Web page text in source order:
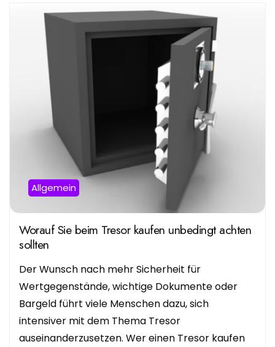
Allgemein
Worauf Sie beim Tresor kaufen unbedingt achten
sollten
Der Wunsch nach mehr Sicherheit für
Wertgegenstände, wichtige Dokumente oder
Bargeld führt viele Menschen dazu, sich
intensiver mit dem Thema Tresor
auseinanderzusetzen. Wer einen Tresor kaufen